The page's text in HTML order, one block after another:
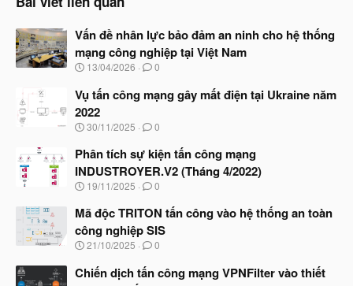
Vấn đề nhân lực bảo đảm an ninh cho hệ thống
mạng công nghiệp tại Việt Nam
N
à
y
b
ắ
đ
ầ
u
13/04/2026 0
Vụ tấn công mạng gây mất điện tại Ukraine năm
2022
N
à
b
ắ
đ
ầ
u
30/11/2025 0
Phân tích sự kiện tấn công mạng
INDUSTROYER.V2 (Tháng 4/2022)
N
à
b
ắ
đ
19/11/2025 0
Mã độc TRITON tấn công vào hệ thống an toàn
công nghiệp SIS
N
à
y
21/10/2025 0
Chiến dịch tấn công mạng VPNFilter vào thiết